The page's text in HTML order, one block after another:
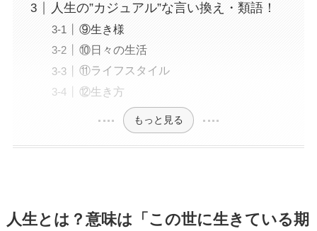
人生の”カジュアル”な言い換え・類語！
⑨生き様
⑩日々の生活
⑪ライフスタイル
⑫生き方
もっと見る
人生とは？意味は「この世に生きている期